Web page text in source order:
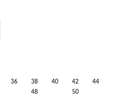
36 38 40 42
44
48 50